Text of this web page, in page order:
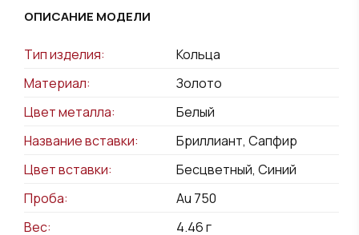
ОПИСАНИЕ МОДЕЛИ
Тип изделия:
Кольца
Материал:
Золото
Цвет металла:
Белый
Название вставки:
Бриллиант, Сапфир
Цвет вставки:
Бесцветный, Синий
Проба:
Au 750
Вес:
4.46г